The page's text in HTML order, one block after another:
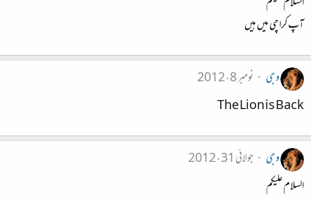
آپ کراچی میں ہیں
وجی
نومبر 8، 2012
The Lion is Back
وجی
جولائی 31، 2012
السلام علیکم